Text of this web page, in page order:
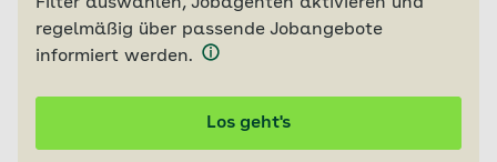
regelmäßig über passende Jobangebote
informiert werden.
Los geht's